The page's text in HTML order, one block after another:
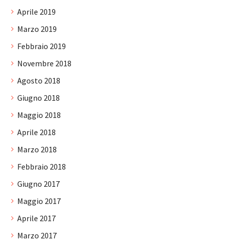
Aprile 2019
Marzo 2019
Febbraio 2019
Novembre 2018
Agosto 2018
Giugno 2018
Maggio 2018
Aprile 2018
Marzo 2018
Febbraio 2018
Giugno 2017
Maggio 2017
Aprile 2017
Marzo 2017